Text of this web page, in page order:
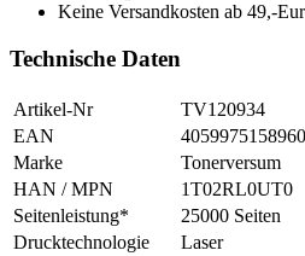
Keine Versandkosten ab 49,-
Technische Daten
Artikel-Nr
TV120934
EAN
4059975158960
Marke
Tonerversum
HAN / MPN
1T02RL0UT0
Seitenleistung*
25000 Seiten
Drucktechnologie
Laser